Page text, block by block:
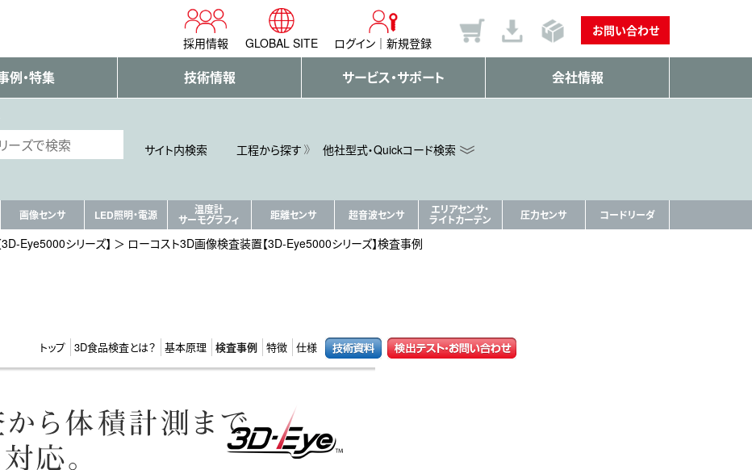
採用情報 GLOBAL SITE ログイン 新規登録
お問い合わせ
例・特集 技術情報 サービス・サポート 会社情報
サイト内検索
工程から探す 他社型式・Quickコード検索
画像センサ LED照明・電源 温度計
サーモグラフィ 距離センサ 超音波センサ エリアセンサ・
ライトカーテン 圧力センサ コードリーダ
Eye5000シリーズ】 ローコスト3D画像検査装置【3D-Eye5000シリーズ】検査事例
トップ 3D食品検査とは？ 基本原理 検査事例 特徴 仕様